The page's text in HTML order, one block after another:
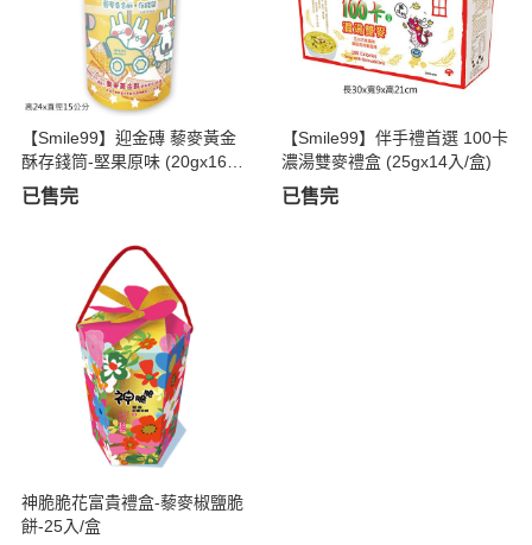
【Smile99】迎金磚 藜麥黃金
酥存錢筒-堅果原味 (20gx16入/
筒)
已售完
【Smile99】伴手禮首選 100卡
濃湯雙麥禮盒 (25gx14入/盒)
已售完
神脆脆花富貴禮盒-藜麥椒鹽脆
餅-25入/盒